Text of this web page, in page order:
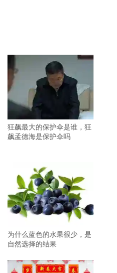
狂飙最大的保护伞是谁，狂
飙孟德海是保护伞吗
为什么蓝色的水果很少，是
自然选择的结果